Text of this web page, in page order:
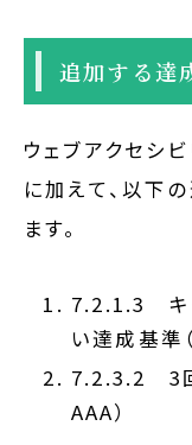
追加する達
ウェブアクセシ
に加えて、以下
ます。
7.2.1.3 キ
い達成基準
7.2.3.2 3回
AAA）